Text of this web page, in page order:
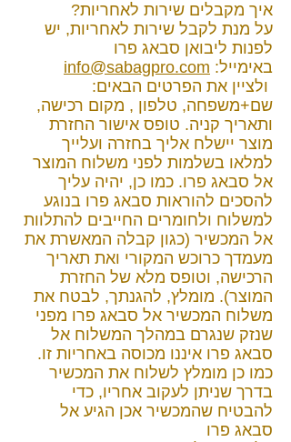
איך מקבלים שירות לאחריות?
על מנת לקבל שירות לאחריות, יש
לפנות ליבואן סבאג פרו
באימייל: info@sabagpro.com
ולציין את הפרטים הבאים:
שם+משפחה, טלפון , מקום רכישה,
ותאריך קניה. טופס אישור החזרת
מוצר יישלח אליך בחזרה ועלייך
למלאו בשלמות לפני משלוח המוצר
אל סבאג פרו. כמו כן, יהיה עליך
להסכים להוראות סבאג פרו בנוגע
למשלוח ולחומרים החייבים להתלוות
אל המכשיר (כגון קבלה המאשרת את
מעמדך כרוכש המקורי ואת תאריך
הרכישה, וטופס מלא של החזרת
המוצר). מומלץ, להגנתך, לבטח את
משלוח המכשיר אל סבאג פרו מפני
שנזק שנגרם במהלך המשלוח אל
סבאג פרו איננו מכוסה באחריות זו.
כמו כן מומלץ לשלוח את המכשיר
בדרך שניתן לעקוב אחריו, כדי
להבטיח שהמכשיר אכן הגיע אל
סבאג פרו